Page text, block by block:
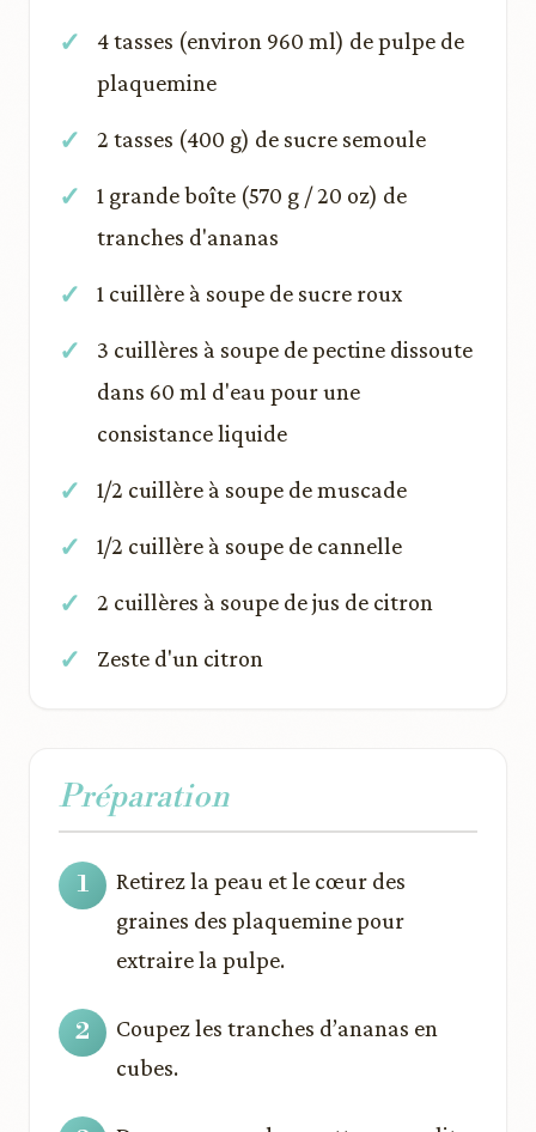
4 tasses (environ 960 ml) de pulpe de
plaquemine
2 tasses (400 g) de sucre semoule
1 grande boîte (570 g / 20 oz) de
tranches d'ananas
1 cuillère à soupe de sucre roux
3 cuillères à soupe de pectine dissoute
dans 60 ml d'eau pour une
consistance liquide
1/2 cuillère à soupe de muscade
1/2 cuillère à soupe de cannelle
2 cuillères à soupe de jus de citron
Zeste d'un citron
Préparation
Retirez la peau et le cœur des
graines des plaquemine pour
extraire la pulpe.
Coupez les tranches d’ananas en
cubes.